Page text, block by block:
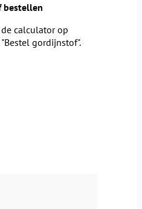
bestellen
calculator op
gordijnstof".